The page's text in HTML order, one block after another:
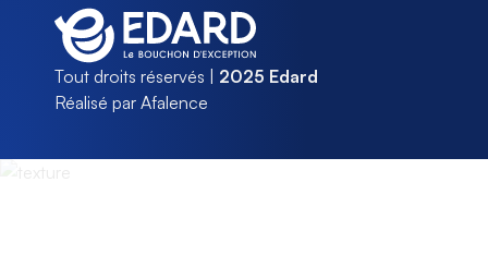
Tout droits réservés | 2025 Edard
Réalisé par Afalence